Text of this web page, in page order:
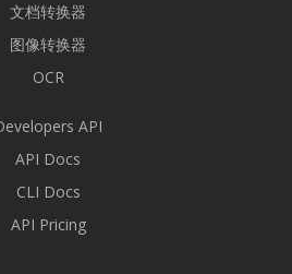
文档转换器
图像转换器
OCR
API
API Docs
CLI Docs
API Pricing